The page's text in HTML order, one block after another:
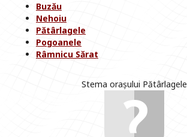
Buzău
Nehoiu
Pătârlagele
Pogoanele
Râmnicu Sărat
Stema orașului Pătârlagele